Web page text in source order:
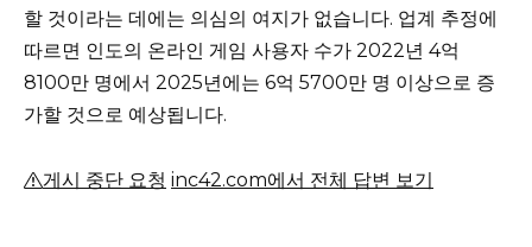
할 것이라는 데에는 의심의 여지가 없습니다. 업계 추정에
따르면 인도의 온라인 게임 사용자 수가 2022년 4억
8100만 명에서 2025년에는 6억 5700만 명 이상으로 증
가할 것으로 예상됩니다.
게시 중단 요청 inc42.com에서 전체 답변 보기